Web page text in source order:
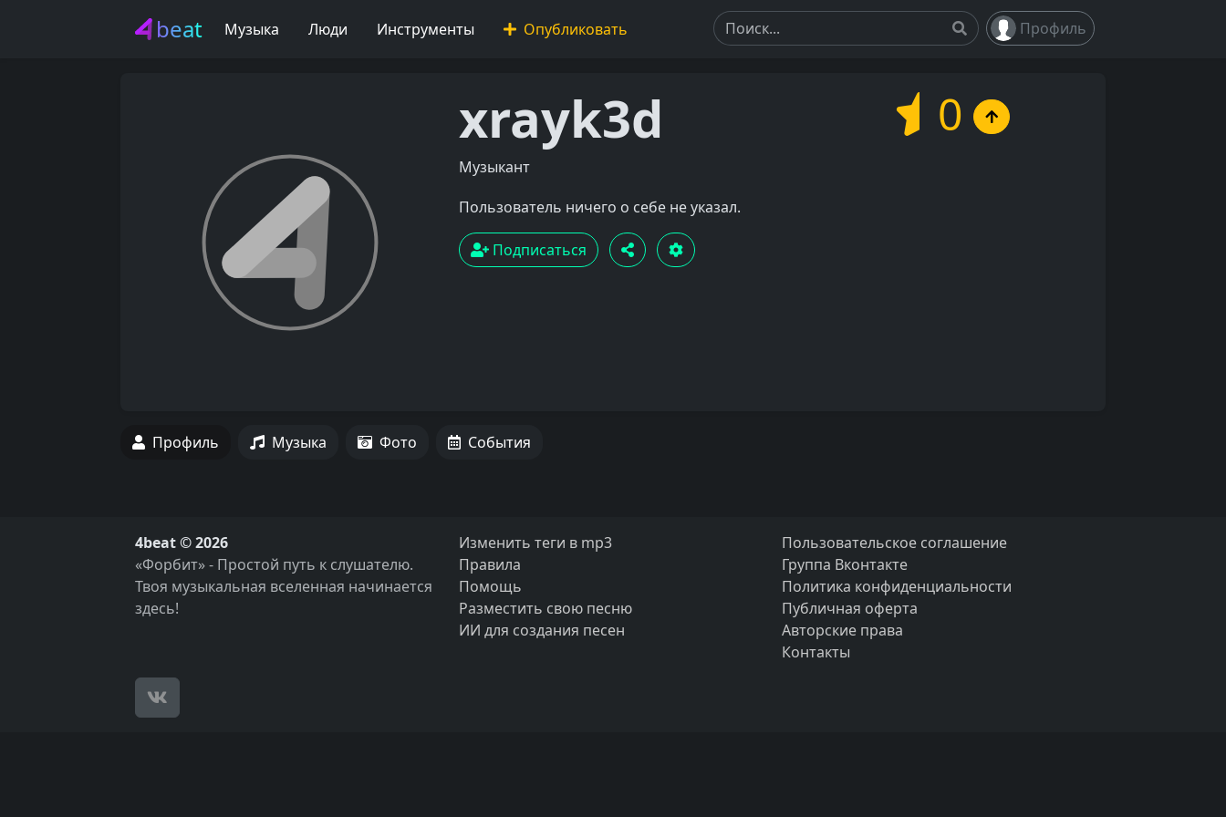
beat Музыка Люди Инструменты Опубликовать Профиль
xrayk3d
Музыкант
0
Пользователь ничего о себе не указал.
Подписаться
Профиль Музыка Фото События
4beat © 2026
«Форбит» - Простой путь к слушателю.
Твоя музыкальная вселенная начинается
здесь!
Изменить теги в mp3
Правила
Помощь
Разместить свою песню
ИИ для создания песен
Пользовательское соглашение
Группа Вконтакте
Политика конфиденциальности
Публичная оферта
Авторские права
Контакты